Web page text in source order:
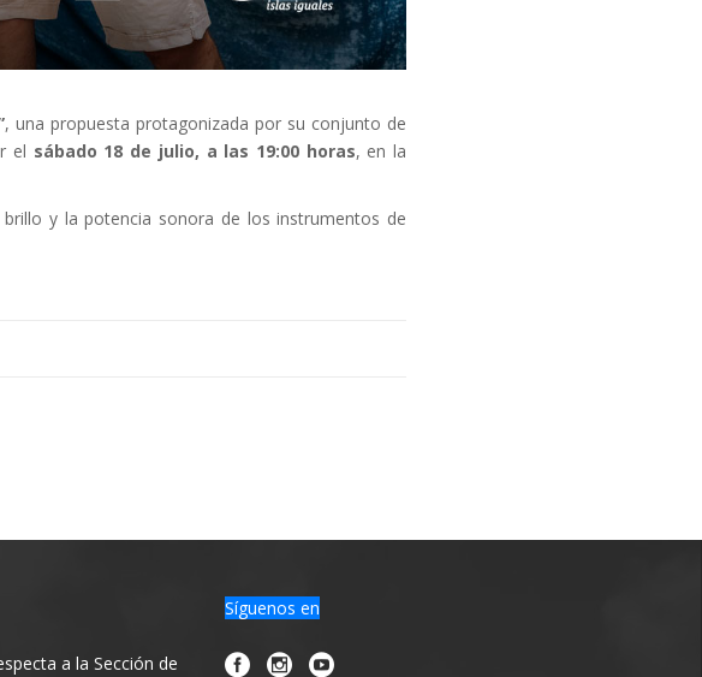
, una propuesta protagonizada por su conjunto de
el sábado 18 de julio, a las 19:00 horas, en la
y la potencia sonora de los instrumentos de
a la Sección de
Síguenos en